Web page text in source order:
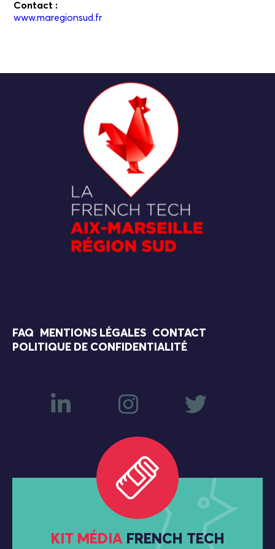
Contact :
www.maregionsud.fr
FAQ MENTIONS LÉGALES
CONTACT
POLITIQUE DE CONFIDENTIALITÉ
KIT MÉDIA FRENCH TECH